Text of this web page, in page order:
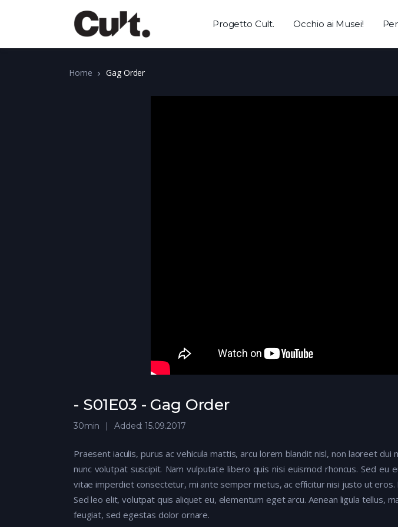
Progetto Cult. Occhio ai Musei!
Home Gag Order
- S01E03 - Gag Order
30min Added: 15.09.2017
Praesent iaculis, purus ac vehicula mattis, arcu lorem blandit nisl, non laoreet
nunc volutpat suscipit. Nam vulputate libero quis nisi euismod rhoncus. Sed eu
vitae imperdiet consectetur, mi ante semper metus, ac efficitur nisi justo ut
Sed leo elit, volutpat quis aliquet eu, elementum eget arcu. Aenean ligula tellus,
feugiat, sed egestas dolor ornare.